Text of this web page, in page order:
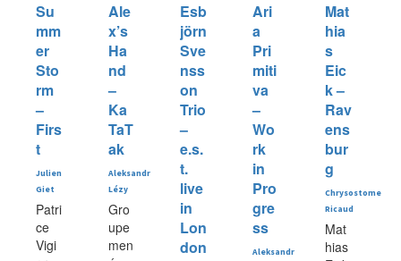
Su
mm
er
Sto
rm
–
Firs
t
Julien
Giet
Patri
ce
Vigi
Ale
x’s
Ha
nd
–
Ka
TaT
ak
Aleksandr
Lézy
Gro
upe
men
Esb
jörn
Sve
nss
on
Trio
–
e.s.
t.
live
in
Lon
don
Ari
a
Pri
miti
va
–
Wo
rk
in
Pro
gre
ss
Aleksandr
Mat
hia
s
Eic
k –
Rav
ens
bur
g
Chrysostome
Ricaud
Mat
hias